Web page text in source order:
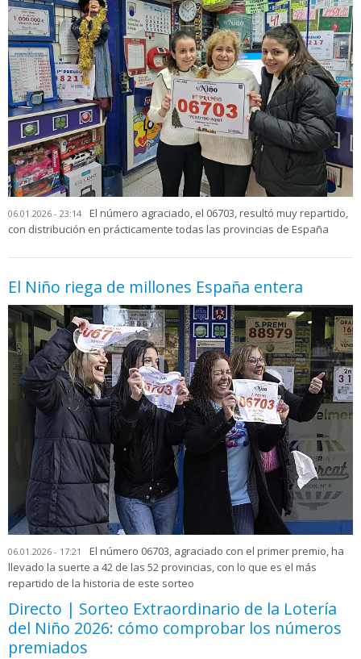
06.01.2026 - 23:14
El número agraciado, el 06703, resultó muy repartido,
con distribución en prácticamente todas las provincias de España
El Niño riega de millones España entera
06.01.2026 - 17:21
El número 06703, agraciado con el primer premio, ha
llevado la suerte a 42 de las 52 provincias, con lo que es el más
repartido de la historia de este sorteo
Directo | Sorteo Extraordinario de la Lotería
del Niño 2026: cómo comprobar los números
premiados